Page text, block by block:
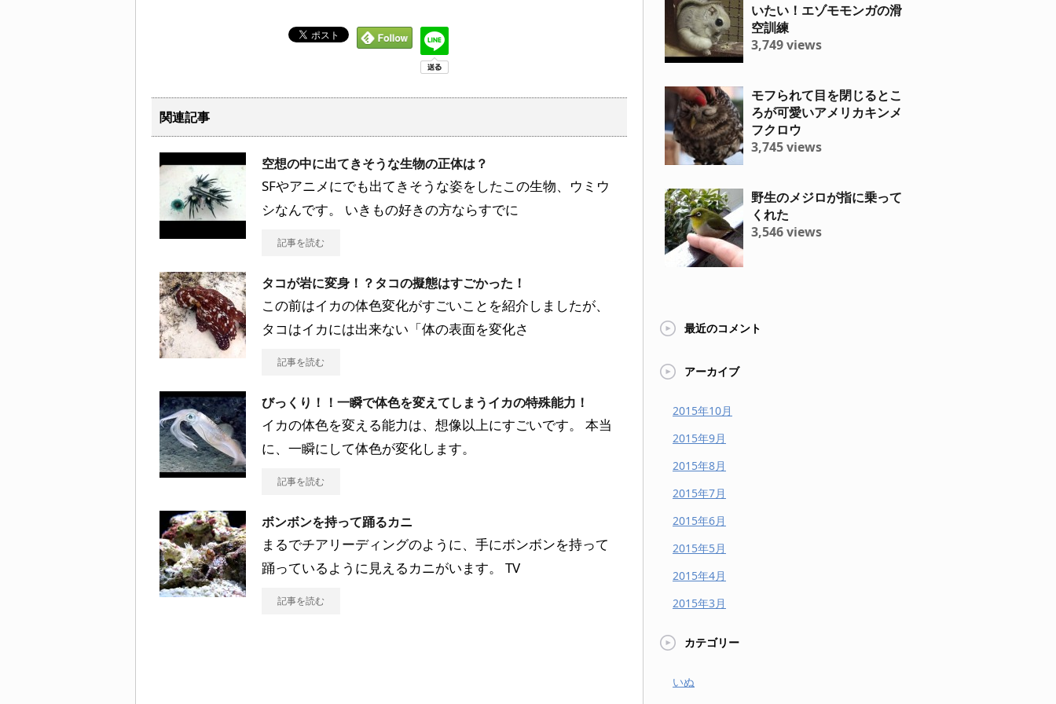
関連記事
空想の中に出てきそうな生物の正体は？
SFやアニメにでも出てきそうな姿をしたこの生物、ウミウ
シなんです。 いきもの好きの方ならすでに
記事を読む
タコが岩に変身！？タコの擬態はすごかった！
この前はイカの体色変化がすごいことを紹介しましたが、
タコはイカには出来ない「体の表面を変化さ
記事を読む
びっくり！！一瞬で体色を変えてしまうイカの特殊能力！
イカの体色を変える能力は、想像以上にすごいです。 本当
に、一瞬にして体色が変化します。
記事を読む
ボンボンを持って踊るカニ
まるでチアリーディングのように、手にボンボンを持って
踊っているように見えるカニがいます。 TV
記事を読む
いたい！エゾモモンガの滑
空訓練
3,749 views
モフられて目を閉じるとこ
ろが可愛いアメリカキンメ
フクロウ
3,745 views
野生のメジロが指に乗って
くれた
3,546 views
最近のコメント
アーカイブ
2015年10月
2015年9月
2015年8月
2015年7月
2015年6月
2015年5月
2015年4月
2015年3月
カテゴリー
いぬ